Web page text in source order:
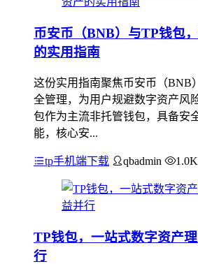
币安币（BNB）与TP钱包
的实用指南
这份实用指南聚焦币安币（BNB
全管理，为用户规避数字资产风
包作为主流非托管钱包，具备安
能，核心安...
tp手机端下载 qbadmin 1.0K
TP钱包，一站式数字资产
行